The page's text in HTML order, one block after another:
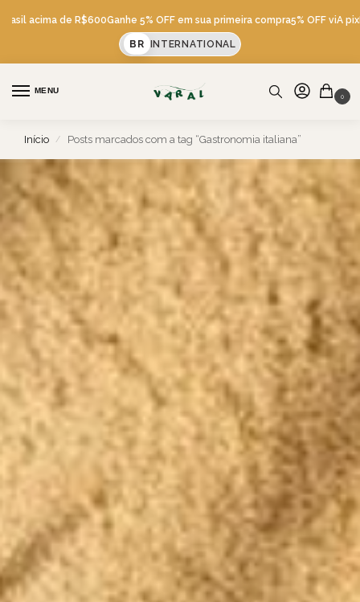
acima de R$600Ganhe 5% OFF em sua primeira compra5% OFF viA pix
BR INTERNATIONAL
MENU
0
Início / Posts marcados com a tag “Gastronomia italiana”